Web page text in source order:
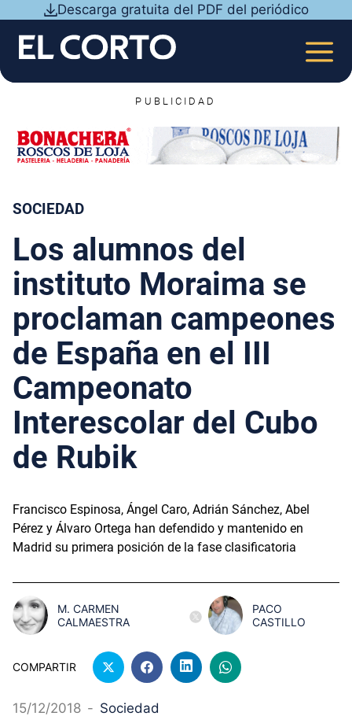
contenido
Descarga gratuita del PDF del periódico
PUBLICIDAD
SOCIEDAD
Los alumnos del
instituto Moraima se
proclaman campeones
de España en el III
Campeonato
Interescolar del Cubo
de Rubik
Francisco Espinosa, Ángel Caro, Adrián Sánchez, Abel
Pérez y Álvaro Ortega han defendido y mantenido en
Madrid su primera posición de la fase clasificatoria
M. CARMEN
CALMAESTRA
PACO
CASTILLO
COMPARTIR
15/12/2018 - Sociedad